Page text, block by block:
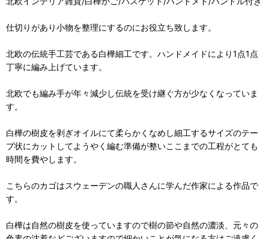
仕切りがあり小物を整理にするのにお役立ち致します。
北欧の伝統手工芸である白樺細工です。ハンドメイドにより1点1点
丁寧に編み上げています。
北欧でも編み手が年々減少し伝統を受け継ぐ方が少なくなっていま
す。
白樺の樹皮を剥ぎオイルにて柔らかくなめし細工するサイズのテー
プ状にカットしてようやく編む準備が整いここまでの工程がとても
時間を費やします。
こちらのカゴはスウェーデンの職人さんに学んだ作家による作品で
す。
白樺は自然の樹皮を使っていますので樹の節や自然の濃淡、元々の